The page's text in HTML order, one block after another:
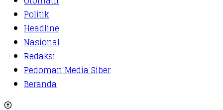
Politik
Headline
Nasional
Redaksi
Pedoman Media Siber
Beranda